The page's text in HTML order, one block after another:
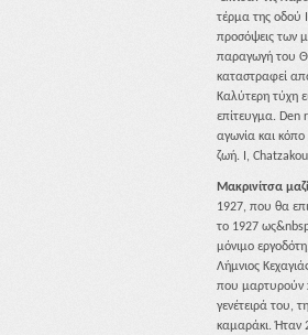
τέρμα της οδού
προσόψεις των
παραγωγή του
καταστραφεί
Καλύτερη τύχη
επίτευγμα.
αγωνία και κόπο
ζωή. I,
Μακρινίτσα
1927, που θα
το 1927
μόνιμο
Λήμνιος
που μαρτυρούν
γενέτειρά του,
καμαράκι. Ήταν